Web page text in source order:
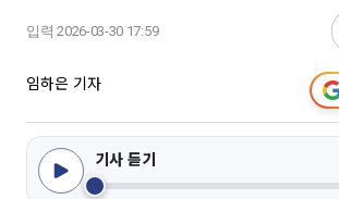
입력 2026-03-30 17:59
임하은 기자
기사 듣기